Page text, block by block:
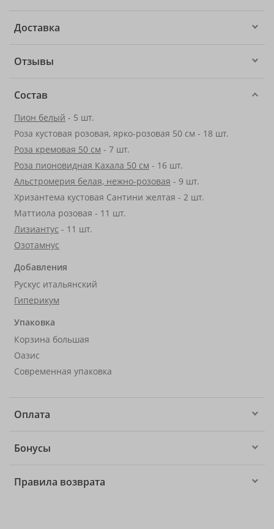
Доставка
Отзывы
Состав
Пион белый - 5 шт.
Роза кустовая розовая, ярко-розовая 50 см - 18 шт.
Роза кремовая 50 см - 7 шт.
Роза пионовидная Кахала 50 см - 16 шт.
Альстромерия белая, нежно-розовая - 9 шт.
Хризантема кустовая Сантини желтая - 2 шт.
Маттиола розовая - 11 шт.
Лизиантус - 11 шт.
Озотамнус
Добавления
Рускус итальянский
Гиперикум
Упаковка
Корзина большая
Оазис
Современная упаковка
Оплата
Бонусы
Правила возврата